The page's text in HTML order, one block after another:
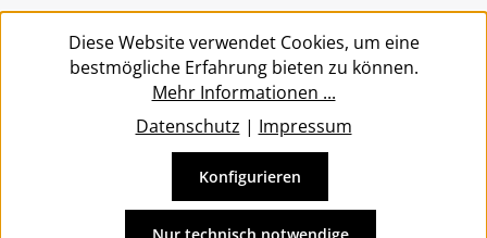
Service
Vertrag widerrufen
Diese Website verwendet Cookies, um eine
bestmögliche Erfahrung bieten zu können.
Mehr Informationen ...
Datenschutz | Impressum
Konfigurieren